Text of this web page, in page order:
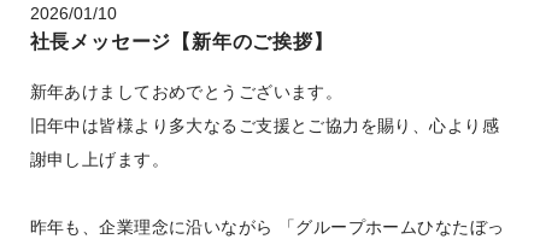
2026/01/10
社長メッセージ【新年のご挨拶】
新年あけましておめでとうございます。
旧年中は皆様より多大なるご支援とご協力を賜り、心より感
謝申し上げます。
昨年も、企業理念に沿いながら 「グループホームひなたぼっ